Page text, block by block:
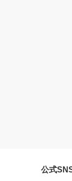
公式